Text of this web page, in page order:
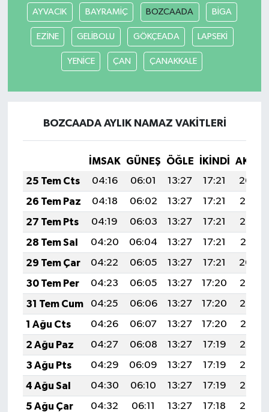
AYVACIK BAYRAMİÇ BOZCAADA BİGA
EZİNE GELİBOLU GÖKÇEADA LAPSEKİ
YENİCE ÇAN ÇANAKKALE
BOZCAADA AYLIK NAMAZ VAKITLERI
İMSAK GÜNEŞ ÖĞLE İKINDI
25 Tem Cts
04:16 06:01 13:27 17:21
20:44
26 Tem Paz
04:18 06:02 13:27 17:21
20:43
27 Tem Pts
04:19 06:03 13:27 17:21
20:42
28 Tem Sal
04:20 06:04 13:27 17:21
20:41
29 Tem Çar
04:22 06:05 13:27 17:21
20:40
30 Tem Per
04:23 06:05 13:27 17:20
20:39
31 Tem Cum
04:25 06:06 13:27 17:20
20:38
1 Ağu Cts
04:26 06:07 13:27 17:20
20:37
2 Ağu Paz
04:27 06:08 13:27 17:19
20:36
3 Ağu Pts
04:29 06:09 13:27 17:19
20:35
4 Ağu Sal
04:30 06:10 13:27 17:19
20:34
5 Ağu Çar
04:32 06:11 13:27 17:18
20:33
SEÇİM 2011
ÜÇÜNCÜ SAYFA
BİLİMNET
Yemek
SEÇİM 2014
KİM KİMDİR
ÇEK GÖNDER
KİTAP
HEDEF2020
OTOMOBİL
MİZAH
TARİH